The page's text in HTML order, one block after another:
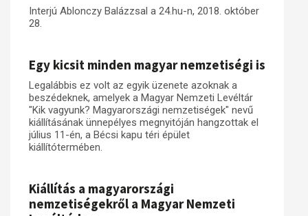
Adatbázis
Kapcsolat
Trianon-kommentár
Dokumentumok
A trianoni szerződés
Interjú Ablonczy Balázzsal a 24.hu-n, 2018. október
28.
Egy kicsit minden magyar nemzetiségi is
Legalábbis ez volt az egyik üzenete azoknak a
beszédeknek, amelyek a Magyar Nemzeti Levéltár
"Kik vagyunk? Magyarországi nemzetiségek" nevű
kiállításának ünnepélyes megnyitóján hangzottak el
július 11-én, a Bécsi kapu téri épület
kiállítótermében.
Kiállítás a magyarországi
nemzetiségekről a Magyar Nemzeti